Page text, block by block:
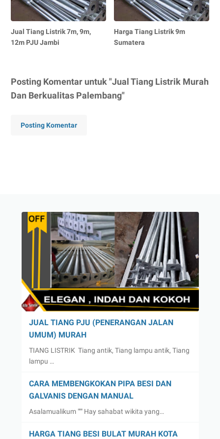
Jual Tiang Listrik 7m, 9m,
12m PJU Jambi
Harga Tiang Listrik 9m
Sumatera
Posting Komentar untuk "Jual Tiang Listrik Murah
Dan Berkualitas Palembang"
Posting Komentar
JUAL TIANG PJU (PENERANGAN JALAN
UMUM) MURAH
TIANG LISTRIK Tiang antik, Tiang lampu antik, Tiang
lampu …
CARA MEMBENGKOKAN PIPA BESI DAN
GALVANIS DENGAN MANUAL
Asalamualikum """ Hay sahabat wikita yang…
HARGA TIANG BESI BULAT MURAH KOTA